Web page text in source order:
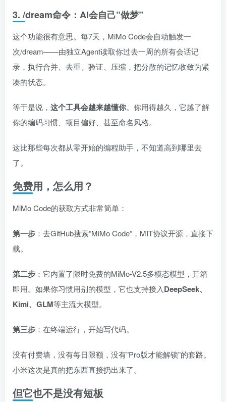
3. /dream命令：AI会自己”做梦”
这个功能很有意思。每7天，MiMo Code会自动触发一
次/dream——由独立Agent读取你过去一周的所有会话记
录，执行合并、去重、验证、压缩，把分散的记忆收敛为紧
凑的状态。
等于是说， 这个工具会越来越懂你。你用得越久，它越了解
你的编码习惯、项目偏好、甚至命名风格。
这比那些每次都从零开始的编程助手，不知道高到哪里去
了。
免费用，怎么用？
MiMo Code的获取方式非常简单：
第一步 ：去GitHub搜索”MiMo Code”，MIT协议开源，直接下
载。
第二步 ：它内置了限时免费的MiMo-V2.5多模态模型，开箱
即用。如果你习惯用别的模型，它也支持接入DeepSeek、
Kimi、GLM等主流大模型。
第三步 ：在终端运行，开始写代码。
没有付费墙，没有每日限额，没有”Pro版才能解锁”的套路。
小米这次是真的把东西直接扔出来了。
但它也不是没有短板